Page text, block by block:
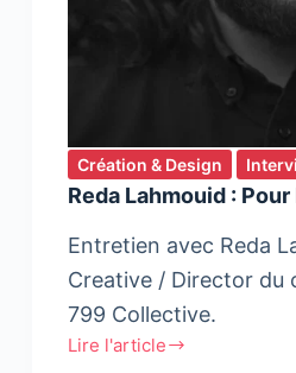
Création & Design
Reda Lahmouid :
Entretien avec Reda
Creative / Director du
799 Collective.
Lire l'article
Reda